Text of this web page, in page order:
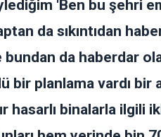
'Ben bu şehri
da sıkıntıdan
bundan da haberdar
bir planlama vardı bir
hasarlı binalarla ilgili